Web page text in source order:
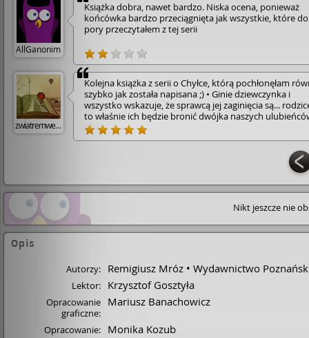
AllGanonim
Książka dobra, nawet bardzo. Niska ocena, ponieważ
końcówka bardzo przeciągnięta jak wszystkie, które
pory przeczytałem z tej serii
zwiatremwewlosach
Kolejna książka z serii o Chyłce, którą pochłonęłam
szybko jak została napisana ;) • Ginie dziewczynka i
wszystko wskazuje, że sprawcą jej zaginięcia są...
to właśnie ich będzie bronić dwójka naszych
Joanna i Zordon. Czy w porwanie są zamieszani
przemytnicy? Czy dziewczynka żyje? • Przed naszymi
prawnikami wiele trudnych sytuacji i... decyzji, które
Nikt jeszcze nie
Opis
Autorzy: Remigiusz Mróz Wydawnictwo
Lektor: Krzysztof Gosztyła
Opracowanie
graficzne:
Mariusz Banachowicz
Opracowanie: Monika Kozub